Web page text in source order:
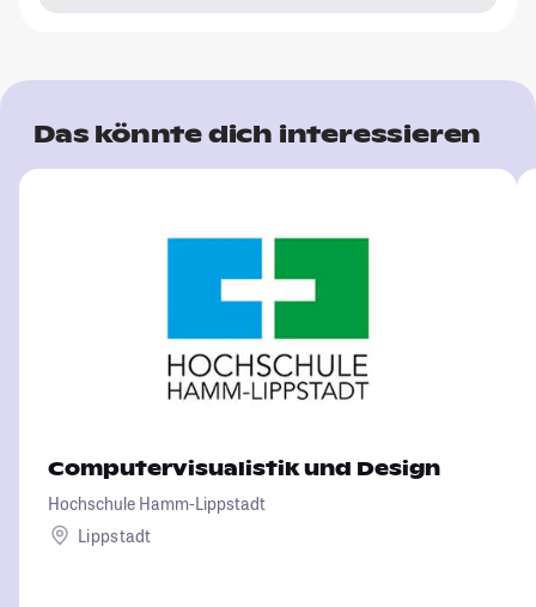
Das könnte dich interessieren
Computervisualistik und Design
Hochschule Hamm-Lippstadt
Lippstadt